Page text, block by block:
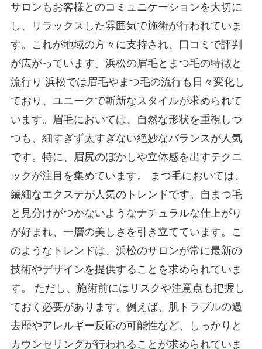
サロンもお客様とのコミュニケーションを大切に
し、リラックスした雰囲気で施術が行われていま
す。これが地域の方々に支持され、口コミで評判
が広がっています。 ​​​浜松の眉毛とまつ毛の特徴と
流行り 浜松では眉毛やまつ毛の流行も日々変化し
ており、ユニークで斬新なスタイルが求められて
います。眉毛においては、自然な形状を重視しつ
つも、細すぎず太すぎない絶妙なバランスが人気
です。特に、眉尻のぼかしや立体感を出すテクニ
ックが注目を集めています。 まつ毛においては、
繊細なエクステが人気のトレンドです。自まつ毛
と見分けがつかないようなナチュラルな仕上がり
が好まれ、一層の美しさを引き立てています。こ
のようなトレンドは、浜松のサロンが常に最新の
技術やデザインを提供することを求められていま
す。 ただし、施術前にはリスクや注意点も把握し
ておく必要があります。例えば、肌トラブルの過
去歴やアレルギー反応の可能性など、しっかりと
カウンセリングが行われることが求められていま